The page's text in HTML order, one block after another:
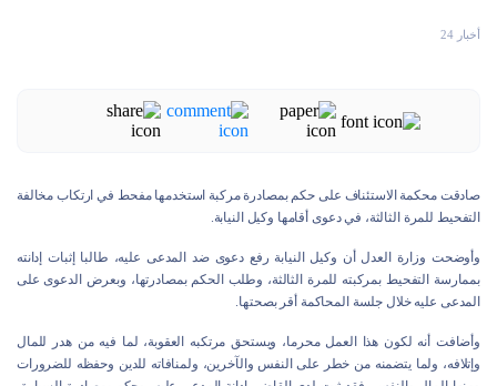
أخبار 24
صادقت محكمة الاستئناف على حكم بمصادرة مركبة استخدمها مفحط في ارتكاب مخالفة
التفحيط للمرة الثالثة، في دعوى أقامها وكيل النيابة.
وأوضحت وزارة العدل أن وكيل النيابة رفع دعوى ضد المدعى عليه، طالبا إثبات إدانته
بممارسة التفحيط بمركبته للمرة الثالثة، وطلب الحكم بمصادرتها، وبعرض الدعوى على
المدعى عليه خلال جلسة المحاكمة أقر بصحتها.
وأضافت أنه لكون هذا العمل محرما، ويستحق مرتكبه العقوبة، لما فيه من هدر للمال
وإتلافه، ولما يتضمنه من خطر على النفس والآخرين، ولمنافاته للدين وحفظه للضرورات